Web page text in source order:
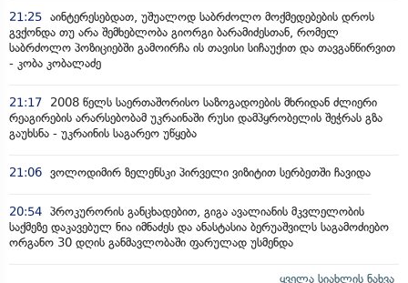
21:25 აინტერესებდათ, უშუალოდ საბრძოლო მოქმედებების დროს
გვქონდა თუ არა შემხებლობა გიორგი ბარამიძესთან, რომელ
საბრძოლო პოზიციებში გამოირჩა ის თავისი სიჩაუქით და თავგანწირვით
- კობა კობალაძე
21:17
2008 წელს საერთაშორისო საზოგადოების მხრიდან ძლიერი
რეაგირების არარსებობამ უკრაინაში რუსი დამპყრობელის შეჭრას გზა
გაუხსნა - უკრაინის საგარეო უწყება
21:06 ვოლოდიმირ ზელენსკი პირველი ვიზიტით სერბეთში ჩავიდა
20:54 პროკურორის განცხადებით, გიგა ავალიანის მკვლელობის
საქმეზე დაკავებულ ნია იმნაძეს და ანასტასია ბერუაშვილს საგამოძიებო
ორგანო 30 დღის განმავლობაში ფარულად უსმენდა
ყველა სიახლის ნახვა